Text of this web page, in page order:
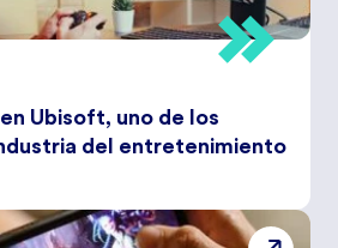
Ubisoft, uno de los
del entretenimiento